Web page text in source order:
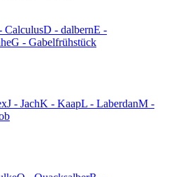
CalculusD - dalbernE -
G - Gabelfrühstück
J - JachK - KaapL - LaberdanM -